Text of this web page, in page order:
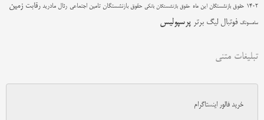
1402 حقوق بازنشستگان این ماه حقوق بازنشستگان بانکی حقوق بازنشستگان تامین اجتماعی رئال مادرید رقابت زمین
سامسونگ فوتبال لیگ برتر پرسپولیس
تبلیغات متنی
خرید فالور اینستاگرام